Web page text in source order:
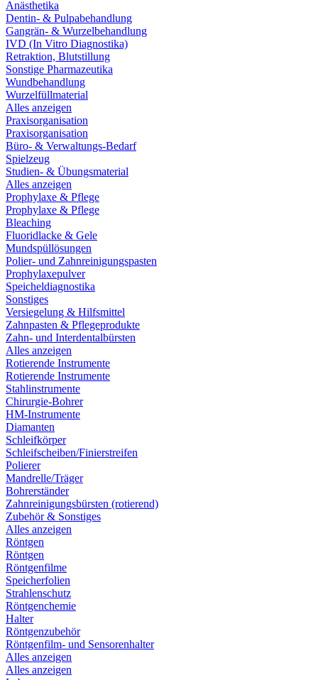
Anästhetika
Dentin- & Pulpabehandlung
Gangrän- & Wurzelbehandlung
IVD (In Vitro Diagnostika)
Retraktion, Blutstillung
Sonstige Pharmazeutika
Wundbehandlung
Wurzelfüllmaterial
Alles anzeigen
Praxisorganisation
Praxisorganisation
Büro- & Verwaltungs-Bedarf
Spielzeug
Studien- & Übungsmaterial
Alles anzeigen
Prophylaxe & Pflege
Prophylaxe & Pflege
Bleaching
Fluoridlacke & Gele
Mundspüllösungen
Polier- und Zahnreinigungspasten
Prophylaxepulver
Speicheldiagnostika
Sonstiges
Versiegelung & Hilfsmittel
Zahnpasten & Pflegeprodukte
Zahn- und Interdentalbürsten
Alles anzeigen
Rotierende Instrumente
Rotierende Instrumente
Stahlinstrumente
Chirurgie-Bohrer
HM-Instrumente
Diamanten
Schleifkörper
Schleifscheiben/Finierstreifen
Polierer
Mandrelle/Träger
Bohrerständer
Zahnreinigungsbürsten (rotierend)
Zubehör & Sonstiges
Alles anzeigen
Röntgen
Röntgen
Röntgenfilme
Speicherfolien
Strahlenschutz
Röntgenchemie
Halter
Röntgenzubehör
Röntgenfilm- und Sensorenhalter
Alles anzeigen
Alles anzeigen